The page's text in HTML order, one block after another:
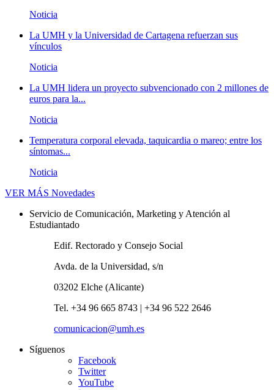
Noticia
La UMH y la Universidad de Cartagena refuerzan sus
vínculos
Noticia
La UMH lidera un proyecto subvencionado con 2 millones de
euros para la...
Noticia
Temperatura corporal elevada, taquicardia o mareo; entre los
síntomas...
Noticia
VER MÁS Novedades
Servicio de Comunicación, Marketing y Atención al
Estudiantado
Edif. Rectorado y Consejo Social
Avda. de la Universidad, s/n
03202 Elche (Alicante)
Tel. +34 96 665 8743 | +34 96 522 2646
comunicacion@umh.es
Síguenos
Facebook
Twitter
YouTube